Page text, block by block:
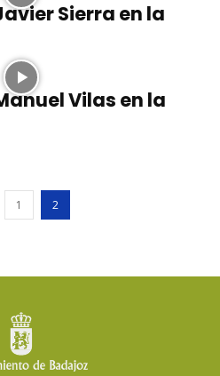
Sierra en la
Vilas en la
1 2